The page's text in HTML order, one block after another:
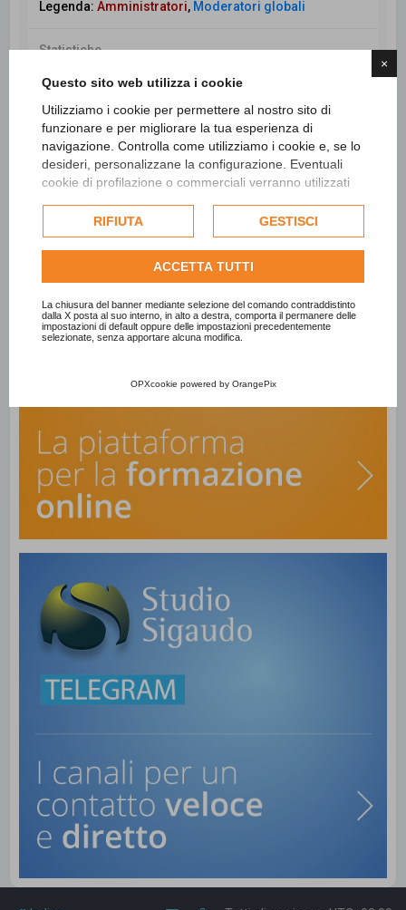
×
Questo sito web utilizza i cookie
Utilizziamo i cookie per permettere al nostro sito di
funzionare e per migliorare la tua esperienza di
navigazione. Controlla come utilizziamo i cookie e, se lo
desideri, personalizzane la configurazione. Eventuali
cookie di profilazione o commerciali verranno utilizzati
dell'utente e, se consentito, potrebbero essere utilizzati
per personalizzare gli annunci pubblicitari. Per ulteriori
informazioni su come Google utilizza i dati raccolti,
politica sulla privacy di Google
Consulta l'informativa cookie completa.
RIFIUTA GESTISCI
ACCETTA TUTTI
La chiusura del banner mediante selezione del comando contraddistinto
dalla X posta al suo interno, in alto a destra, comporta il permanere delle
impostazioni di default oppure delle impostazioni precedentemente
selezionate, senza apportare alcuna modifica.
OPXcookie powered by OrangePix
Legenda:Amministratori, Moderatori globali
Statistiche
Totale messaggi98437• Totale argomenti
CercaRicerca avanzata